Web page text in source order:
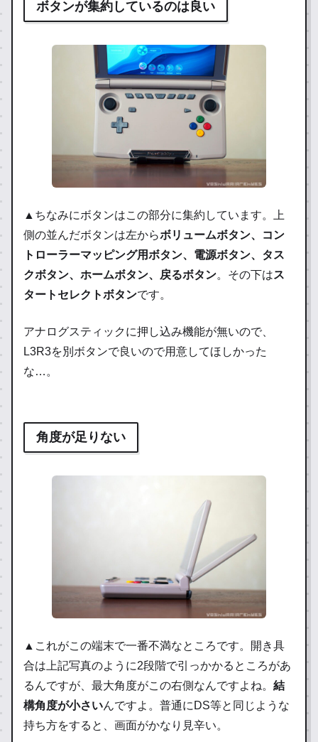
ボタンが集約しているのは良い
▲ちなみにボタンはこの部分に集約しています。上
側の並んだボタンは左からボリュームボタン、コン
トローラーマッピング用ボタン、電源ボタン、タス
クボタン、ホームボタン、戻るボタン。その下はス
タートセレクトボタンです。
アナログスティックに押し込み機能が無いので、
L3R3を別ボタンで良いので用意してほしかった
な…。
角度が足りない
▲これがこの端末で一番不満なところです。開き具
合は上記写真のように2段階で引っかかるところがあ
るんですが、最大角度がこの右側なんですよね。 結
構角度が小さいんですよ。普通にDS等と同じような
持ち方をすると、画面がかなり見辛い。